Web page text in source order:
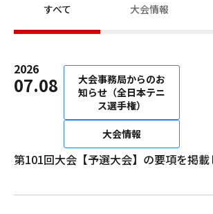
すべて 大会情報
2026
07.08
大会事務局からのお
知らせ（全日本テニ
ス選手権）
大会情報
第101回大会【予選大会】の要項を掲載